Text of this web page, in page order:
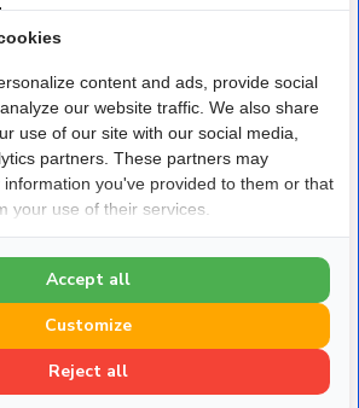
Klimaatshop.nl
is gespecialiseerd in
koeling,
Van verkoelen van een
wij staan klaar om te
content and ads, provide social
our website traffic. We also share
use of our site with our social media,
partners. These partners may
you've provided to them or that
your use of their services.
Reject all
Customize
Accept all